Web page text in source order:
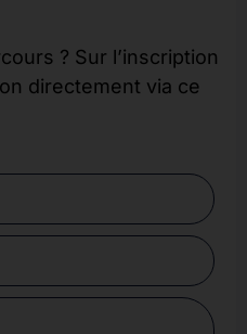
? Sur l’inscription
directement via ce